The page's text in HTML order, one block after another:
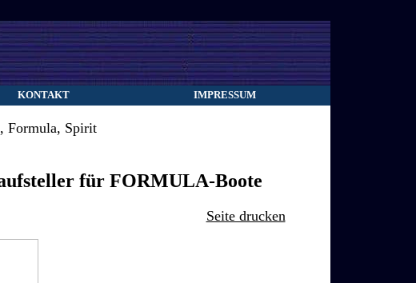
KONTAKT IMPRESSUM
Formula, Spirit
für FORMULA-Boote
Seite drucken